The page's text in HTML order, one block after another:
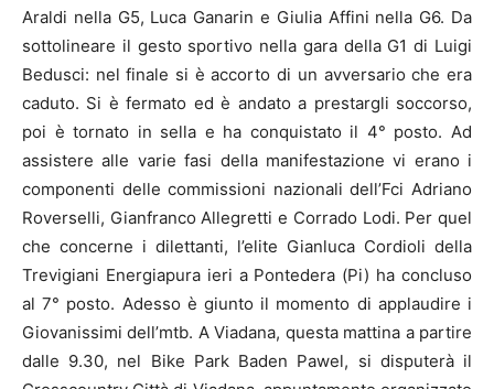
Araldi nella G5, Luca Ganarin e Giulia Affini nella G6. Da
sottolineare il gesto sportivo nella gara della G1 di Luigi
Bedusci: nel finale si è accorto di un avversario che era
caduto. Si è fermato ed è andato a prestargli soccorso,
poi è tornato in sella e ha conquistato il 4° posto. Ad
assistere alle varie fasi della manifestazione vi erano i
componenti delle commissioni nazionali dell’Fci Adriano
Roverselli, Gianfranco Allegretti e Corrado Lodi. Per quel
che concerne i dilettanti, l’elite Gianluca Cordioli della
Trevigiani Energiapura ieri a Pontedera (Pi) ha concluso
al 7° posto. Adesso è giunto il momento di applaudire i
Giovanissimi dell’mtb. A Viadana, questa mattina a partire
dalle 9.30, nel Bike Park Baden Pawel, si disputerà il